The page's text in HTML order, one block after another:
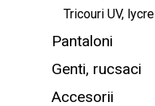
Tricouri UV, lycre
Pantaloni
Genti, rucsaci
Accesorii